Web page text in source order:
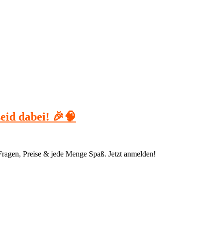
dabei! 🎉🧠
Preise & jede Menge Spaß. Jetzt anmelden!